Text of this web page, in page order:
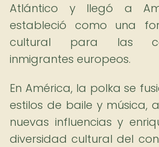
Atlántico y llegó a
estableció como una
cultural para las
inmigrantes europeos.
En América, la polka se
estilos de baile y música,
nuevas influencias y
diversidad cultural del